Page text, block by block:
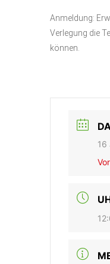
Anmeldung:
Verlegung die
können.
16